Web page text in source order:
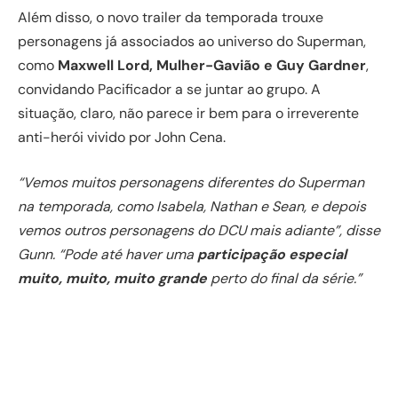
Além disso, o novo trailer da temporada trouxe
personagens já associados ao universo do Superman,
como Maxwell Lord, Mulher-Gavião e Guy Gardner,
convidando Pacificador a se juntar ao grupo. A
situação, claro, não parece ir bem para o irreverente
anti-herói vivido por John Cena.
“Vemos muitos personagens diferentes do Superman
na temporada, como Isabela, Nathan e Sean, e depois
vemos outros personagens do DCU mais adiante”, disse
Gunn. “Pode até haver uma participação especial
muito, muito, muito grande perto do final da série.”